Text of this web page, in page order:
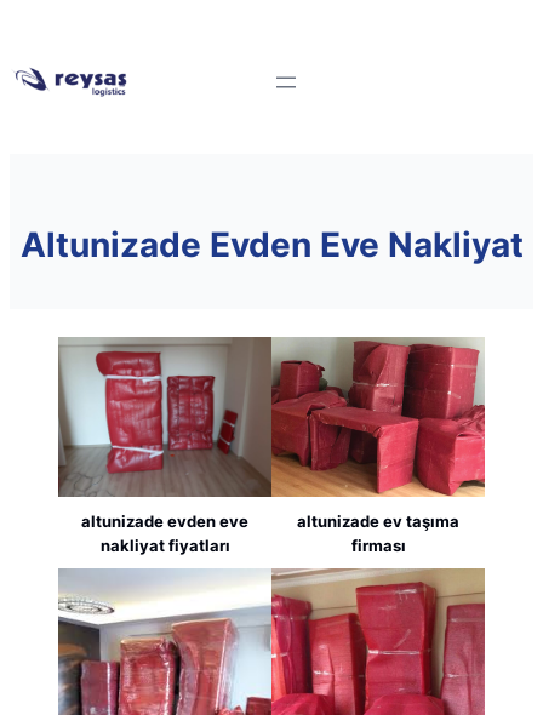
Altunizade Evden Eve Nakliyat
altunizade evden eve
nakliyat fiyatları
altunizade ev taşıma
firması